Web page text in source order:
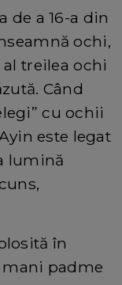
de a 16-a din
ochi,
treilea ochi
Când
cu ochii
este legat
lumină
în
mani padme